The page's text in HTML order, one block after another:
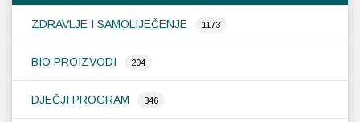
ZDRAVLJE I SAMOLIJEČENJE 1173
BIO PROIZVODI 204
DJEČJI PROGRAM 346
na